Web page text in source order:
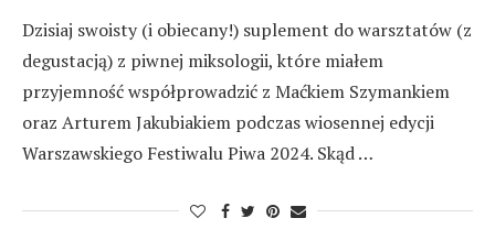
Dzisiaj swoisty (i obiecany!) suplement do warsztatów (z
degustacją) z piwnej miksologii, które miałem
przyjemność współprowadzić z Maćkiem Szymankiem
oraz Arturem Jakubiakiem podczas wiosennej edycji
Warszawskiego Festiwalu Piwa 2024. Skąd …